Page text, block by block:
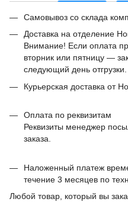
Самовывоз со склада
Доставка на отделение
Внимание! Если оплата
вторник или пятницу —
следующий день отгрузки.
Курьерская доставка от
Оплата по реквизитам
Реквизиты менеджер
заказа.
Наложенный платеж
течение 3 месяцев по
Любой товар, который вы